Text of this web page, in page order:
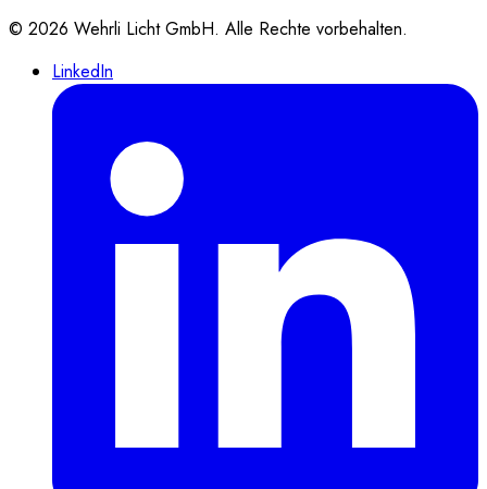
© 2026 Wehrli Licht GmbH. Alle Rechte vorbehalten.
LinkedIn